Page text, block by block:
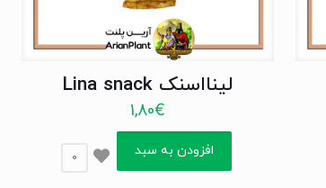
لینااسنک Lina snack
1,80€
افزودن به سبد 0